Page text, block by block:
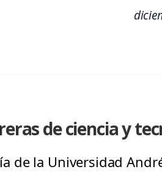
de ciencia y
de la Universidad